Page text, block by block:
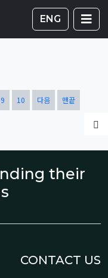
ENG 게시판
9
페이지10
페이지 다음 맨끝
their
CONTACT US